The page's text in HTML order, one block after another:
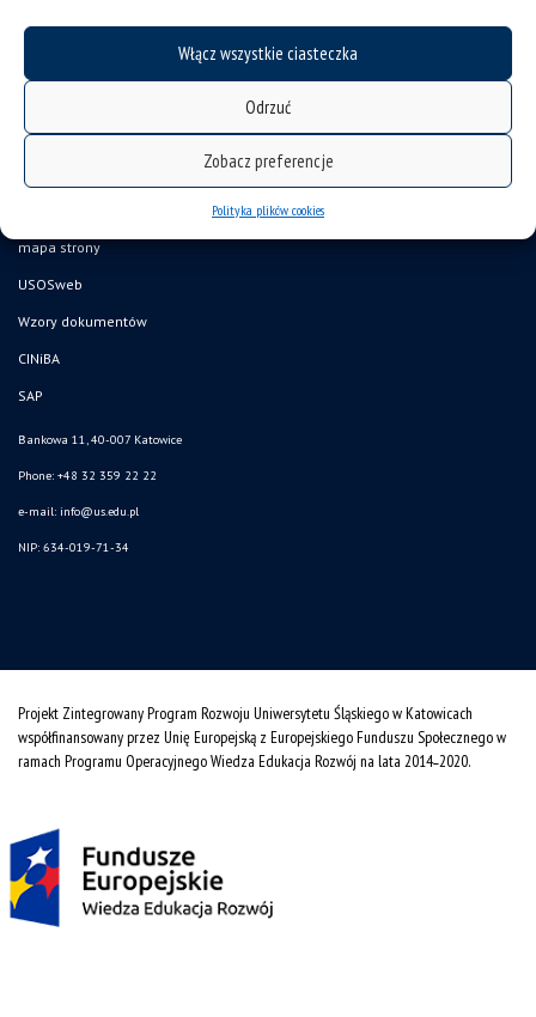
Włącz wszystkie ciasteczka
Odrzuć
Zobacz preferencje
Polityka plików cookies
mapa strony
USOSweb
Wzory dokumentów
CINiBA
SAP
Bankowa 11, 40-007 Katowice
Phone: +48 32 359 22 22
e-mail: info@us.edu.pl
NIP: 634-019-71-34
Projekt Zintegrowany Program Rozwoju Uniwersytetu Śląskiego w Katowicach
współfinansowany przez Unię Europejską z Europejskiego Funduszu Społecznego w
ramach Programu Operacyjnego Wiedza Edukacja Rozwój na lata 2014˗2020.